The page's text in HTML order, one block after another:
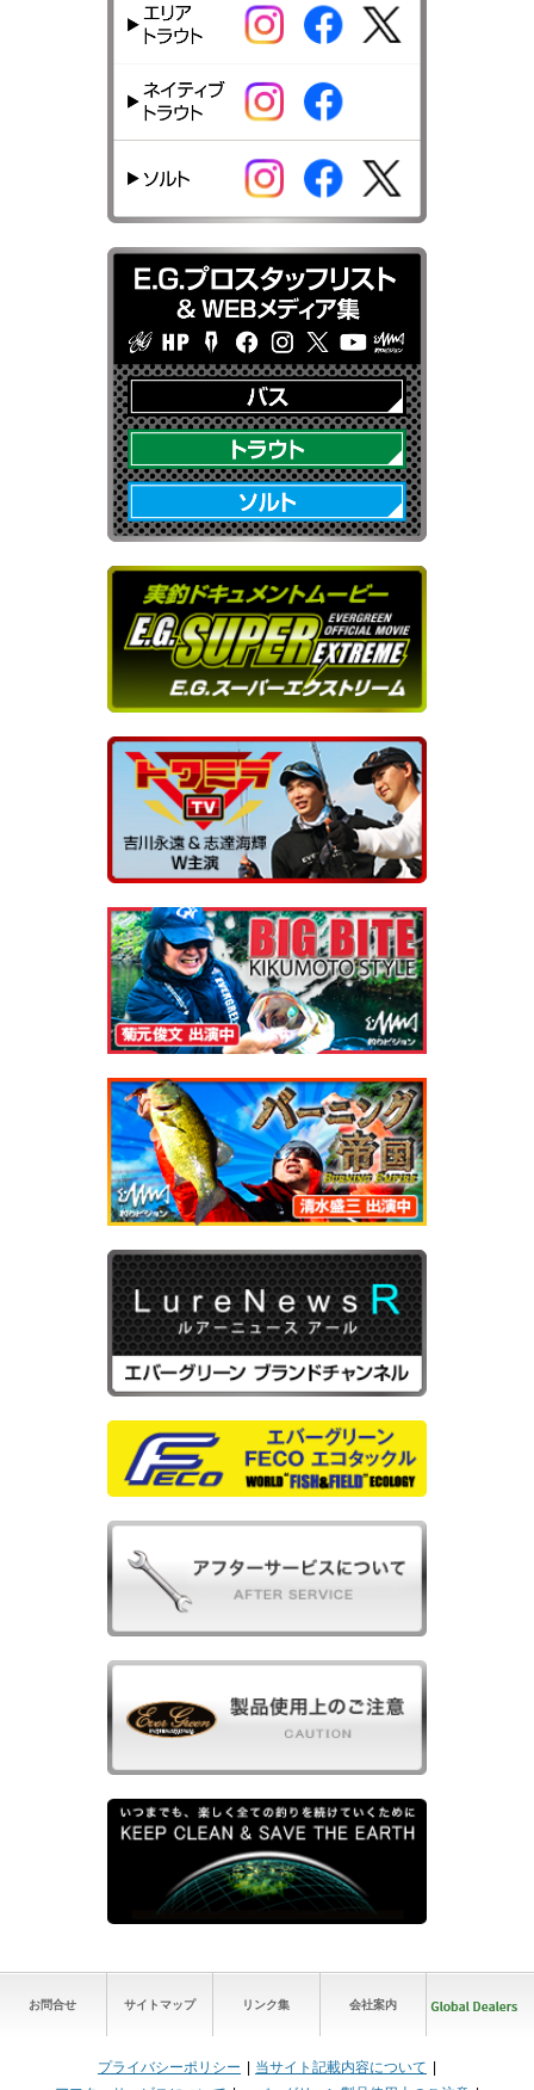
お問合せ サイトマップ リンク集 会社案内
プライバシーポリシー
当サイト記載内容について